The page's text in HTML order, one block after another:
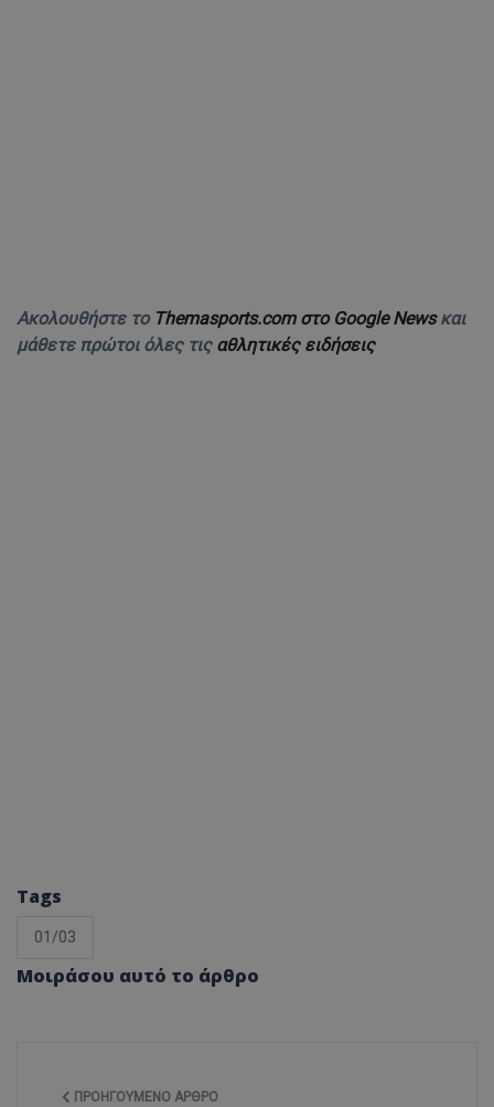
Ακολουθήστε το Themasports.com στο Google Newsκαι
μάθετε πρώτοι όλες τις αθλητικές ειδήσεις
Tags
01/03
Μοιράσου αυτό το άρθρο
ΠΡΟΗΓΟΎΜΕΝΟ ΆΡΘΡΟ